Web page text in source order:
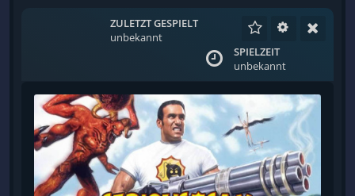
ZULETZT GESPIELT
unbekannt
SPIELZEIT
unbekannt